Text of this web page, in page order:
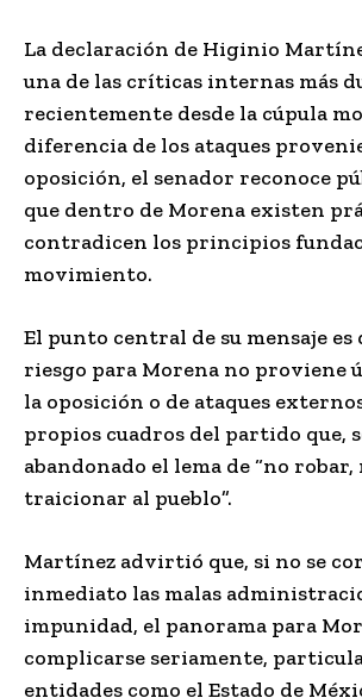
La declaración de Higinio
una de las críticas internas más
recientemente desde la cúpula
diferencia de los ataques
oposición, el senador reconoce
que dentro de Morena existen
contradicen los principios
movimiento.
El punto central de su mensaje es
riesgo para Morena no proviene
la oposición o de ataques
propios cuadros del partido que,
abandonado el lema de “no
traicionar al pueblo”.
Martínez advirtió que, si no se
inmediato las malas
impunidad, el panorama para
complicarse seriamente,
entidades como el Estado de